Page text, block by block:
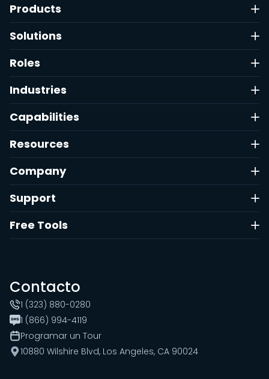
Products
Solutions
Roles
Industries
Capabilities
Resources
Company
Support
Free Tools
Contacto
1 (323) 880-0280
1 (866) 994-4119
Programar un Tour
10880 Wilshire Blvd, Los Angeles, CA 90024